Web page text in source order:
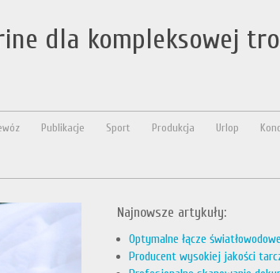
dla kompleksowej
Publikacje Sport Produkcja Urlop
Najnowsze artykuły:
Optymalne łącze
Producent wysokiej jakości